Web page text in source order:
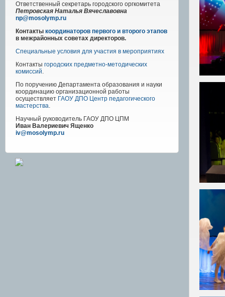
Ответственный секретарь городского оргкомитета
Петровская Наталья Вячеславовна
np@mosolymp.ru
Контакты координаторов первого и второго этапов
в межрайонных советах директоров.
Специальные условия для участия в мероприятиях
Контакты городских предметно-методических
комиссий.
По поручению Департамента образования и науки
координацию организационной работы
осуществляет ГАОУ ДПО Центр педагогического
мастерства.
Научный руководитель ГАОУ ДПО ЦПМ
Иван Валериевич Ященко
iv@mosolymp.ru